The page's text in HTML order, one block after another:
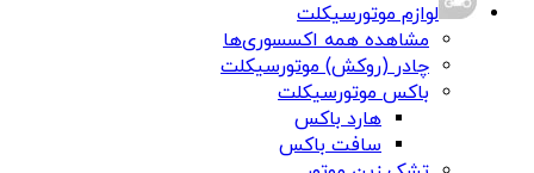
لوازم موتورسیکلت
مشاهده همه اکسسوری‌ها
چادر (روکش) موتورسیکلت
باکس موتورسیکلت
هارد باکس
سافت باکس